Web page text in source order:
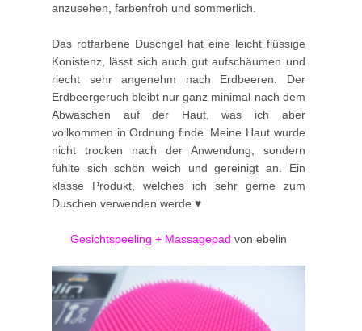
anzusehen, farbenfroh und sommerlich.
Das rotfarbene Duschgel hat eine leicht flüssige
Konistenz, lässt sich auch gut aufschäumen und
riecht sehr angenehm nach Erdbeeren. Der
Erdbeergeruch bleibt nur ganz minimal nach dem
Abwaschen auf der Haut, was ich aber
vollkommen in Ordnung finde. Meine Haut wurde
nicht trocken nach der Anwendung, sondern
fühlte sich schön weich und gereinigt an. Ein
klasse Produkt, welches ich sehr gerne zum
Duschen verwenden werde ♥
Gesichtspeeling + Massagepad von ebelin